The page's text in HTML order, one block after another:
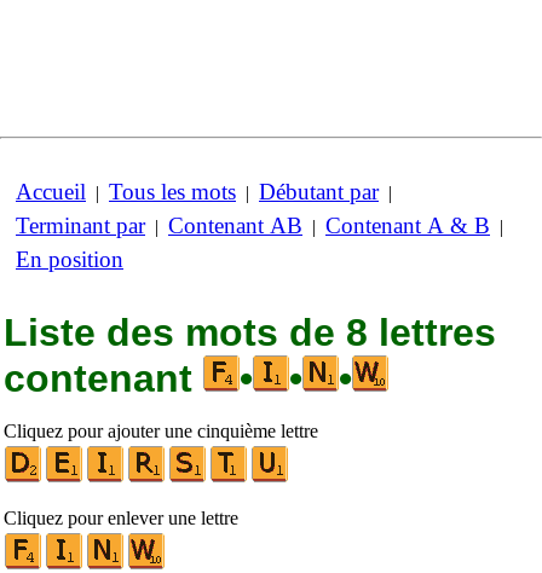
Accueil | Tous les mots | Débutant par|
Terminant par| Contenant AB | Contenant A & B |
En position
Liste des mots de 8 lettres
contenant
• • •
Cliquez pour ajouter une cinquième lettre
Cliquez pour enlever une lettre